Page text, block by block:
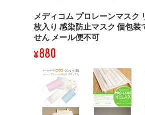
メディコム プロレーンマスク
枚入り 感染防止マスク 個包装
せん メール便不可
¥880